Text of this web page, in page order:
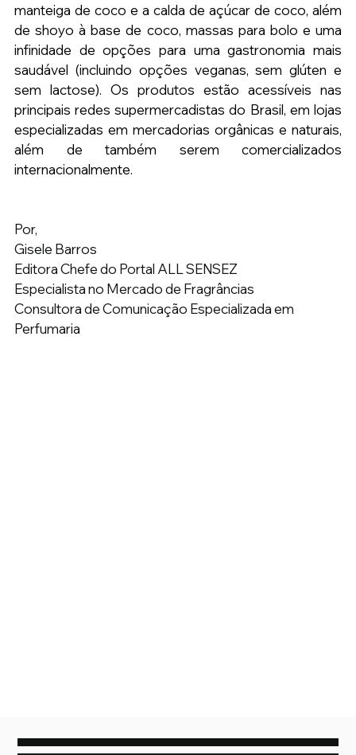
manteiga de coco e a calda de açúcar de coco, além
de shoyo à base de coco, massas para bolo e uma
infinidade de opções para uma gastronomia mais
saudável (incluindo opções veganas, sem glúten e
sem lactose). Os produtos estão acessíveis nas
principais redes supermercadistas do Brasil, em lojas
especializadas em mercadorias orgânicas e naturais,
além de também serem comercializados
internacionalmente.
Por,
Gisele Barros
Editora Chefe do Portal ALL SENSEZ
Especialista no Mercado de Fragrâncias
Consultora de Comunicação Especializada em
Perfumaria